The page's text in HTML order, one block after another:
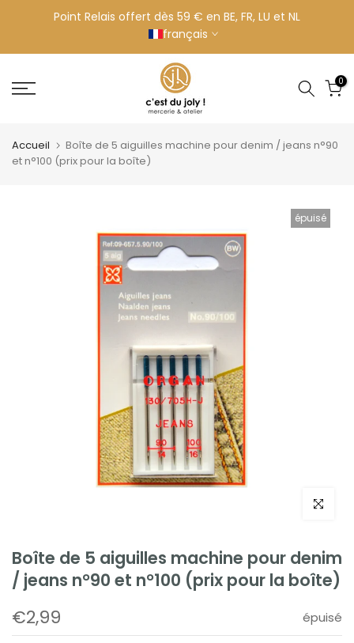
contenu
Point Relais offert dès 59 € en BE, FR, LU et NL
français
0
Accueil
Boîte de 5 aiguilles machine pour denim / jeans n°90
et n°100 (prix pour la boîte)
épuisé
Cliquez
Boîte de 5 aiguilles machine pour denim
/ jeans n°90 et n°100 (prix pour la boîte)
€2,99 épuisé